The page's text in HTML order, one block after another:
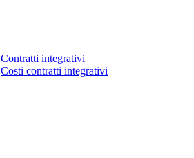
Contratti integrativi
Costi contratti integrativi